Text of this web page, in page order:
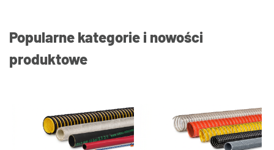
Popularne kategorie i nowości
produktowe